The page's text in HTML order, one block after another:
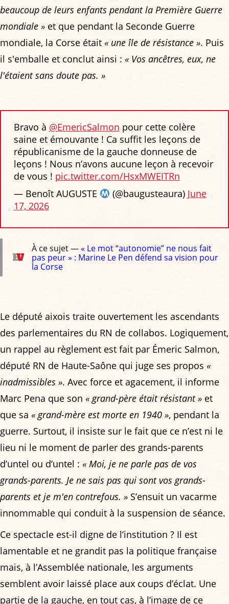
beaucoup de leurs enfants pendant la Première Guerre
mondiale » et que pendant la Seconde Guerre
mondiale, la Corse était « une île de résistance ». Puis
il s'emballe et conclut ainsi : « Vos ancêtres, eux, ne
l'étaient sans doute pas. »
Bravo à @EmericSalmon pour cette colère
saine et émouvante ! Ca suffit les leçons de
républicanisme de la gauche donneuse de
leçons ! Nous n’avons aucune leçon à recevoir
de vous ! pic.twitter.com/HsxMWEITRn
— Benoît AUGUSTE
(@baugusteaura) June
17, 2026
À ce sujet —« Le mot “autonomie” ne nous fait
pas peur » : Marine Le Pen défend sa vision pour
la Corse
Le député aixois traite ouvertement les ascendants
des parlementaires du RN de collabos. Logiquement,
un rappel au règlement est fait par Émeric Salmon,
député RN de Haute-Saône qui juge ses propos «
inadmissibles ». Avec force et agacement, il informe
Marc Pena que son « grand-père était résistant » et
que sa « grand-mère est morte en 1940 », pendant la
guerre. Surtout, il insiste sur le fait que ce n’est ni le
lieu ni le moment de parler des grands-parents
d’untel ou d’untel : « Moi, je ne parle pas de vos
grands-parents. Je ne sais pas qui sont vos grands-
parents et je m'en contrefous. » S’ensuit un vacarme
innommable qui conduit à la suspension de séance.
Ce spectacle est-il digne de l’institution ? Il est
lamentable et ne grandit pas la politique française
mais, à l’Assemblée nationale, les arguments
semblent avoir laissé place aux coups d’éclat. Une
partie de la gauche, en tout cas, à l’image de ce